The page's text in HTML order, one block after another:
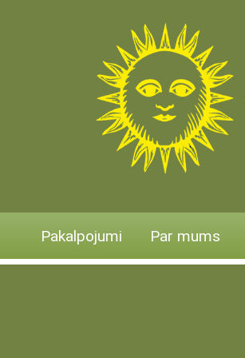
Pakalpojumi Par mums